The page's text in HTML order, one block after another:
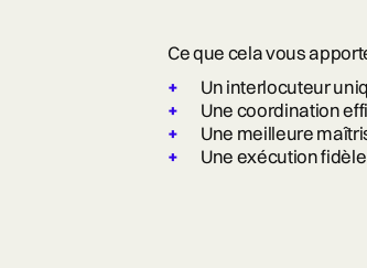
Ce que cela vous
Un interlocuteur
Une coordination
Une meilleure
Une exécution